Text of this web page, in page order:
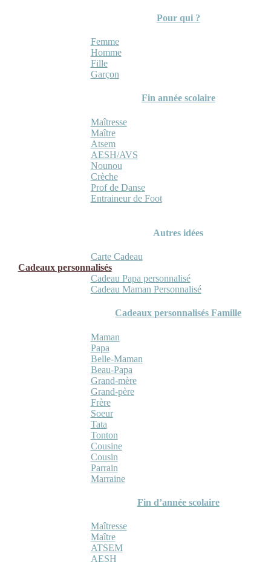
Pour qui ?
Femme
Homme
Fille
Garçon
Fin année scolaire
Maîtresse
Maître
Atsem
AESH/AVS
Nounou
Crèche
Prof de Danse
Entraineur de Foot
Autres idées
Carte Cadeau
Cadeaux personnalisés
Cadeau Papa personnalisé
Cadeau Maman Personnalisé
Cadeaux personnalisés Famille
Maman
Papa
Belle-Maman
Beau-Papa
Grand-mère
Grand-père
Frère
Soeur
Tata
Tonton
Cousine
Cousin
Parrain
Marraine
Fin d’année scolaire
Maîtresse
Maître
ATSEM
AESH